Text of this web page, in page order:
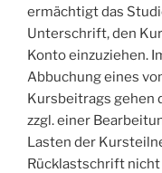
ermächtigt das
Unterschrift, den
Konto einzuziehen.
Abbuchung eines
Kursbeitrags gehen
zzgl. einer
Lasten der
Rücklastschrift